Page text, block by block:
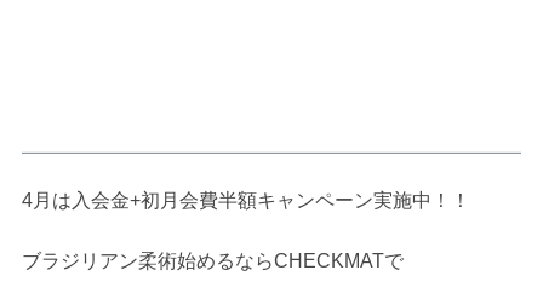
4月は入会金+初月会費半額キャンペーン実施中！！
ブラジリアン柔術始めるならCHECKMATで